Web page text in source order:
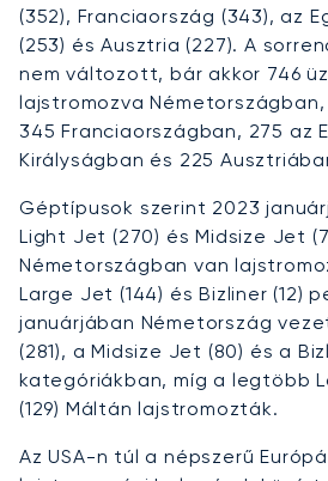
(352), Franciaország (343), az
(253) és Ausztria (227). A
nem változott, bár akkor 746
lajstromozva Németországban,
345 Franciaországban, 275 az
Királyságban és 225
Géptípusok szerint 2023
Light Jet (270) és Midsize Jet
Németországban van
Large Jet (144) és Bizliner (12)
januárjában Németország
(281), a Midsize Jet (80) és a
kategóriákban, míg a legtöbb
(129) Máltán lajstromozták.
Az USA-n túl a népszerű